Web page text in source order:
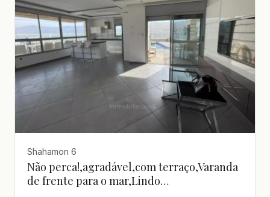
Shahamon 6
Não perca!,agradável,com terraço,Varanda
de frente para o mar,Lindo